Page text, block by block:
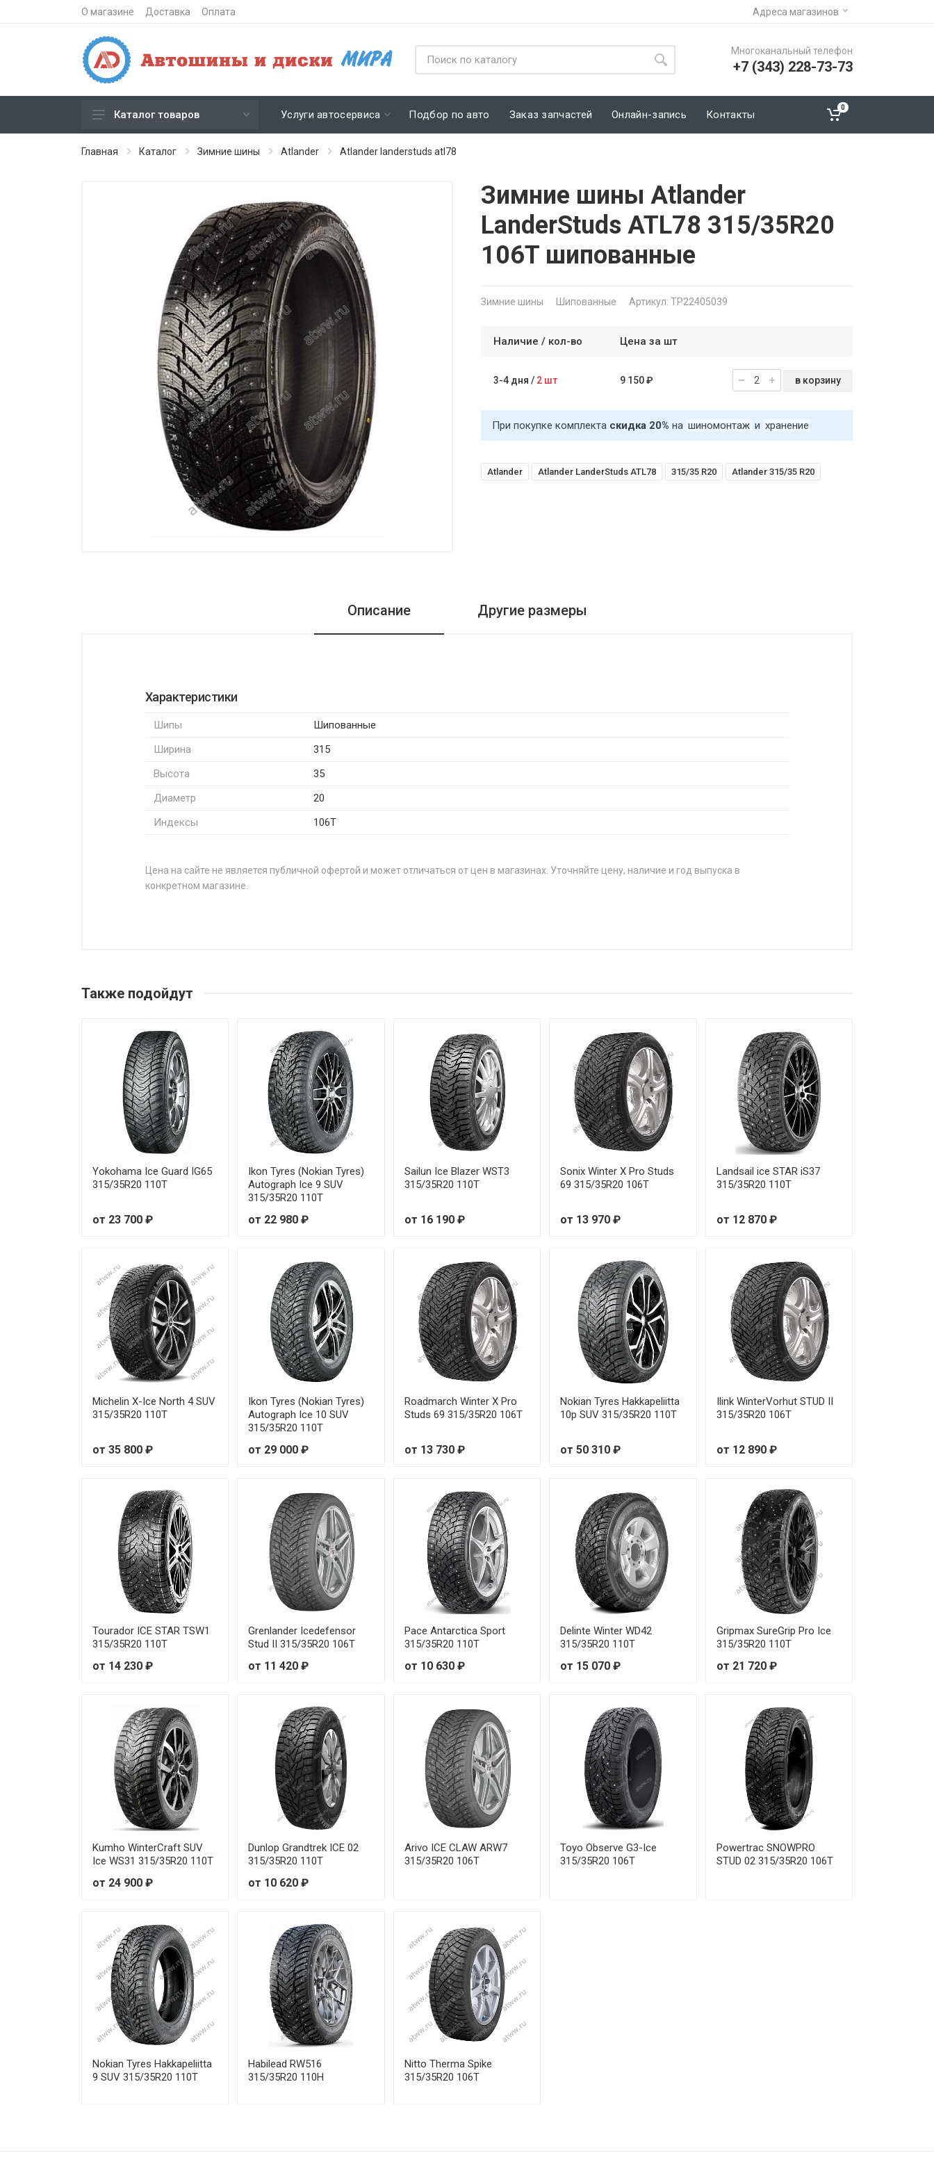
О магазине Доставка Оплата Адреса магазинов
Многоканальный телефон
+7 (343) 228-73-73
Зимние шипованные шины
Штампованные диски
Каталог товаров Услуги автосервиса Подбор по авто Заказ запчастей Онлайн-запись Контакты
0
Главная Каталог Зимние шины Atlander Atlander landerstuds atl78
Зимние шины Atlander
LanderStuds ATL78 315/35R20
106T шипованные
Зимние шины Шипованные Артикул: TP22405039
Наличие / кол-во Цена за шт
3-4 дня / 2 шт 9 150 ₽ в корзину
При покупке комплекта скидка 20% на шиномонтаж и хранение
Atlander Atlander LanderStuds ATL78 315/35 R20 Atlander 315/35 R20
Описание Другие размеры
Характеристики
Шипы
Шипованные
Ширина
315
Высота
35
Диаметр
20
Индексы
106T
Цена на сайте не является публичной офертой и может отличаться от цен в магазинах. Уточняйте цену, наличие и год выпуска в
конкретном магазине.
Atlander LanderStuds ATL78 215/55R18 95T
Atlander LanderStuds ATL78 215/60R17 100T
Atlander LanderStuds ATL78 225/55R18 102T
Atlander LanderStuds ATL78 225/60R18 104T
Atlander LanderStuds ATL78 225/65R17 106T
Atlander LanderStuds ATL78 235/50R19 103T
Atlander LanderStuds ATL78 235/55R18 104T
Atlander LanderStuds ATL78 235/55R20 102T
Atlander LanderStuds ATL78 245/45R20 103T
Atlander LanderStuds ATL78 255/45R20 101T
Atlander LanderStuds ATL78 275/40R20 102T
Atlander LanderStuds ATL78 295/40R21 107T
Также подойдут
Yokohama Ice Guard IG65
315/35R20 110T
от 23 700 ₽
Ikon Tyres (Nokian Tyres)
Autograph Ice 9 SUV
315/35R20 110T
от 22 980 ₽
Sailun Ice Blazer WST3
315/35R20 110T
от 16 190 ₽
Sonix Winter X Pro Studs
69 315/35R20 106T
от 13 970 ₽
Landsail ice STAR iS37
315/35R20 110T
от 12 870 ₽
Michelin X-Ice North 4 SUV
315/35R20 110T
от 35 800 ₽
Ikon Tyres (Nokian Tyres)
Autograph Ice 10 SUV
315/35R20 110T
от 29 000 ₽
Roadmarch Winter X Pro
Studs 69 315/35R20 106T
от 13 730 ₽
Nokian Tyres Hakkapeliitta
10p SUV 315/35R20 110T
от 50 310 ₽
Ilink WinterVorhut STUD II
315/35R20 106T
от 12 890 ₽
Tourador ICE STAR TSW1
315/35R20 110T
от 14 230 ₽
Grenlander Icedefensor
Stud II 315/35R20 106T
от 11 420 ₽
Pace Antarctica Sport
315/35R20 110T
от 10 630 ₽
Delinte Winter WD42
315/35R20 110T
от 15 070 ₽
Gripmax SureGrip Pro Ice
315/35R20 110T
от 21 720 ₽
Kumho WinterCraft SUV
Ice WS31 315/35R20 110T
от 24 900 ₽
Dunlop Grandtrek ICE 02
315/35R20 110T
от 10 620 ₽
Arivo ICE CLAW ARW7
315/35R20 106T
Toyo Observe G3-Ice
315/35R20 106T
Powertrac SNOWPRO
STUD 02 315/35R20 106T
Nokian Tyres Hakkapeliitta
9 SUV 315/35R20 110T
Habilead RW516
315/35R20 110H
Nitto Therma Spike
315/35R20 106T